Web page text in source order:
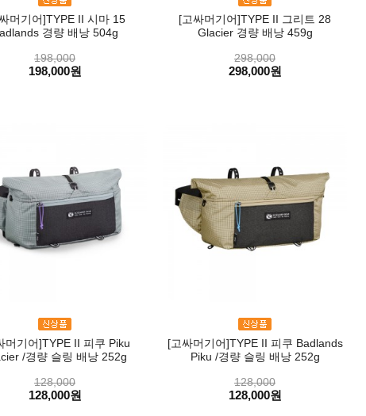
머기어]TYPE II 시마 15
경량 배낭 504g
198,000
198,000원
[고싸머기어]TYPE II 그리트 28
Glacier 경량 배낭 459g
298,000
298,000원
머기어]TYPE II 피쿠 Piku
/경량 슬링 배낭 252g
128,000
128,000원
[고싸머기어]TYPE II 피쿠 Badlands
Piku /경량 슬링 배낭 252g
128,000
128,000원